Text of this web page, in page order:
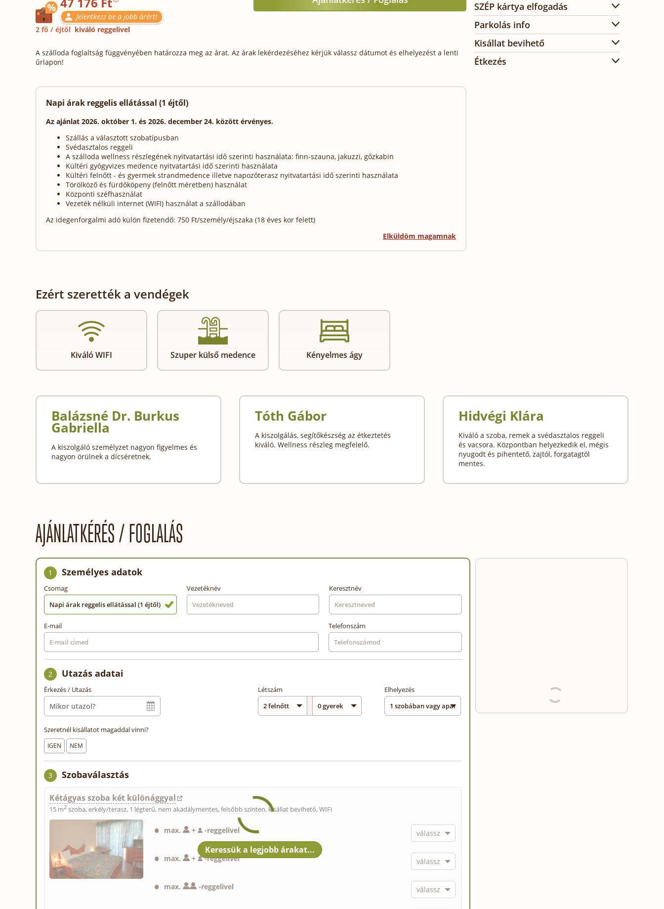
Jelentkezz be a jobb árért!
2 fő / éjtől kiváló reggelivel
A szálloda foglaltság függvényében határozza meg az árat. Az árak lekérdezéséhez kérjük válassz dátumot és elhelyezést a lenti
űrlapon!
Napi árak reggelis ellátással (1 éjtől)
Az ajánlat 2026. október 1. és 2026. december 24. között érvényes.
Szállás a választott szobatípusban
Svédasztalos reggeli
A szálloda wellness részlegének nyitvatartási idő szerinti használata: finn-szauna, jakuzzi, gőzkabin
Kültéri gyógyvizes medence nyitvatartási idő szerinti használata
Kültéri felnőtt - és gyermek strandmedence illetve napozóterasz nyitvatartási idő szerinti használata
Törölköző és fürdőköpeny (felnőtt méretben) használat
Központi széfhasználat
Vezeték nélküli internet (WIFI) használat a szállodában
Az idegenforgalmi adó külön fizetendő: 750 Ft/személy/éjszaka (18 éves kor felett)
Elküldöm magamnak
SZÉP kártya elfogadás
Parkolás info
Kisállat bevihető
Étkezés
Ezért szerették a vendégek
Kiváló WIFI Szuper külső medence Kényelmes ágy
Balázsné Dr. Burkus
Gabriella
A kiszolgáló személyzet nagyon figyelmes és
nagyon örülnek a dícséretnek.
Tóth Gábor
A kiszolgálás, segítőkészség az étkeztetés
kiváló. Wellness részleg megfelelő.
Hidvégi Klára
Kiváló a szoba, remek a svédasztalos reggeli
és vacsora. Központban helyezkedik el, mégis
nyugodt és pihentető, zajtól, forgatagtól
mentes.
AJÁNLATKÉRÉS / FOGLALÁS
1 Személyes adatok
Csomag
Napi árak reggelis ellátással (1 éjtől)
Vezetéknév Keresztnév
E-mail Telefonszám
2 Utazás adatai
Érkezés / Utazás Létszám Elhelyezés
Szeretnél kisállatot magaddal vinni?
IGEN NEM
3 Szobaválasztás
Kétágyas szoba két különággyal
15 m2 szoba, erkély/terasz, 1 légterű, nem akadálymentes, felsőbb szinten, kisállat bevihető, WIFI
max. + -reggelivel
max. + -reggelivel
max. -reggelivel